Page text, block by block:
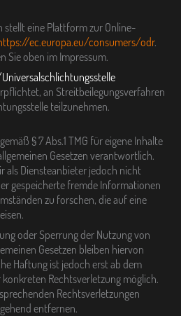
stellt eine Plattform zur Online-
ec.europa.eu/consumers/odr.
Sie oben im Impressum.
an Streitbeilegungsverfahren
teilzunehmen.
§ 7 Abs.1 TMG für eigene Inhalte
Gesetzen verantwortlich.
als Diensteanbieter jedoch nicht
gespeicherte fremde Informationen
zu forschen, die auf eine
oder Sperrung der Nutzung von
Gesetzen bleiben hiervon
Haftung ist jedoch erst ab dem
Rechtsverletzung möglich.
Rechtsverletzungen
entfernen.